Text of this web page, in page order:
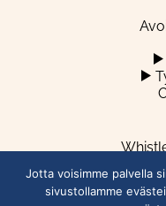
Jotta voisimme palvella
sivustollamme